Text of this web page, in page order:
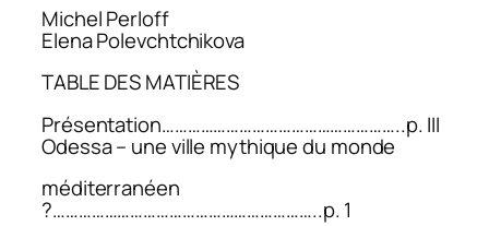
Michel Perloff
Elena Polevchtchikova
TABLE DES MATIÈRES
Présentation………………………………………………..p. III
Odessa – une ville mythique du monde
méditerranéen
?……………………………………………………..p. 1